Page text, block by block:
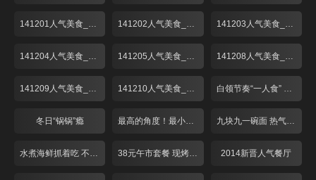
141201人气美食_001 141202人气美食_001 141203人气美食_001
141204人气美食_001 141205人气美食_001 141208人气美食_001
141209人气美食_001 141210人气美食_001 白领节奏“一人食” 荤素搭配翻花样！
冬日“锅锅”瘾 最高的角度！最小的空间！这个餐厅不简单 九块九一碗面 热气腾腾香辣酥
水煮海鲜抓着吃 不装淑女做“汉子” 38元午市套餐 现烤匹萨对折卖 2014新晋人气餐厅